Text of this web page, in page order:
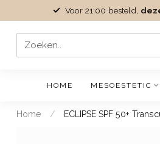
Voor 21:00 besteld,
HOME MESOESTETIC
Home / ECLIPSE SPF 50+